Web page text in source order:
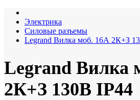
Электрика
Силовые разъемы
Legrand Вилка моб. 16А 2К+З
Legrand Вилка
2К+З 130В IP44